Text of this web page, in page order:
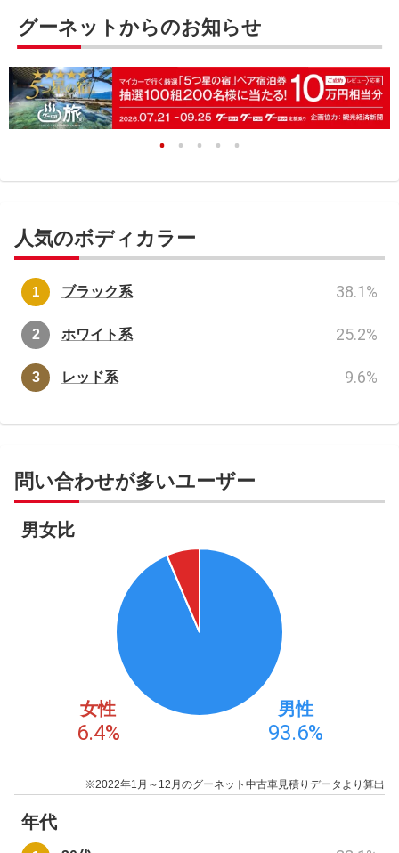
グーネットからのお知らせ
人気のボディカラー
ブラック系 38.1%
ホワイト系 25.2%
レッド系 9.6%
問い合わせが多いユーザー
男女比
女性
6.4%
男性
93.6%
※2022年1月～12月のグーネット中古車見積りデータより算出
年代